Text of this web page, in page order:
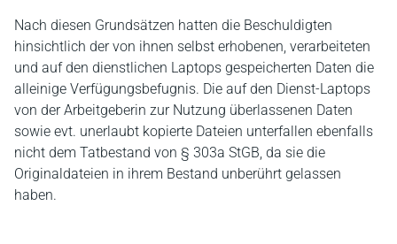
Nach diesen Grundsätzen hatten die Beschuldigten
hinsichtlich der von ihnen selbst erhobenen, verarbeiteten
und auf den dienstlichen Laptops gespeicherten Daten die
alleinige Verfügungsbefugnis. Die auf den Dienst-Laptops
von der Arbeitgeberin zur Nutzung überlassenen Daten
sowie evt. unerlaubt kopierte Dateien unterfallen ebenfalls
nicht dem Tatbestand von § 303a StGB, da sie die
Originaldateien in ihrem Bestand unberührt gelassen
haben.